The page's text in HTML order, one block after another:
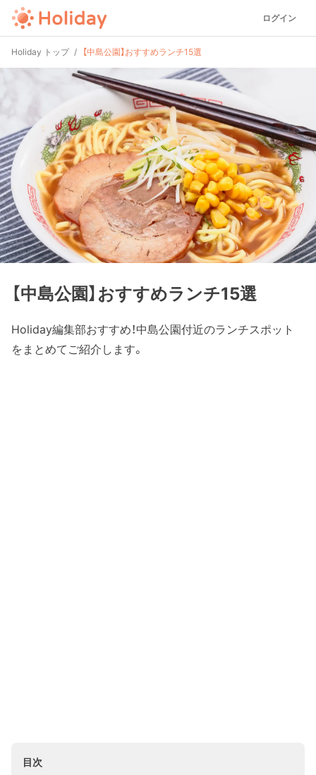
ログイン
Holiday トップ 【中島公園】おすすめランチ15選
【中島公園】おすすめランチ15選
Holiday編集部おすすめ！中島公園付近のランチスポット
をまとめてご紹介します。
目次